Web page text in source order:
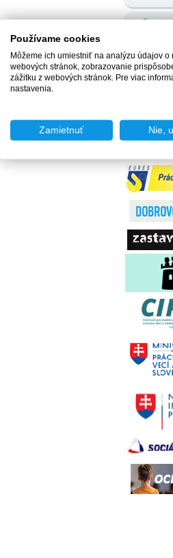
Agentúry
Sociálne
Chránené
Používame cookies
Môžeme ich umiestniť na analýzu údajov
webových stránok, zobrazovanie
zážitku z webových stránok. Pre viac
nastavenia.
Zamietnuť Nie,